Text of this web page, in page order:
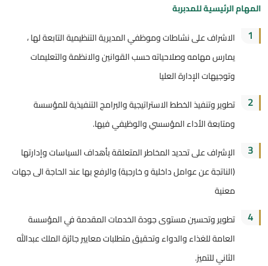
المهام الرئيسية للمدبربة
1
الاشراف على نشاطات وموظفي المديرية التنظيمية التابعة لها ،
يمارس مهامه وصلاحياته حسب القوانين والانظمة والتعليمات
وتوجيهات الإدارة العليا
2
تطوير وتنفيذ الخطط الاستراتيجية والبرامج التنفيذية للمؤسسة
ومتابعة الأداء المؤسسي والوظيفي فيها.
3
الإشراف على تحديد المخاطر المتعلقة بأهداف السياسات وإدارتها
(الناتجة عن عوامل داخلية و خارجية) والرفع بها عند الحاجة الى جهات
معنية
4
تطوير وتحسين مستوى جودة الخدمات المقدمة في المؤسسة
العامة للغذاء والدواء وتحقيق متطلبات معايير جائزة الملك عبدالله
الثاني للتميز.